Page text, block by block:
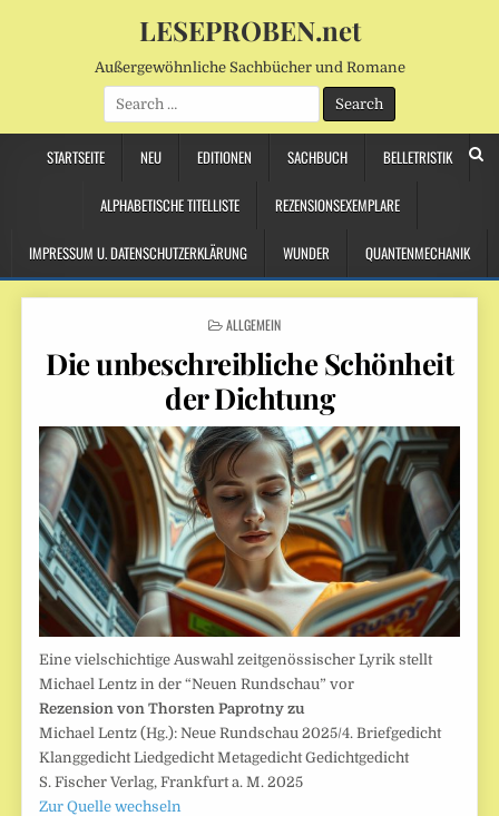
LESEPROBEN.net
Außergewöhnliche Sachbücher und Romane
Search
for:
STARTSEITE NEU EDITIONEN SACHBUCH BELLETRISTIK
ALPHABETISCHE TITELLISTE REZENSIONSEXEMPLARE
IMPRESSUM U. DATENSCHUTZERKLÄRUNG WUNDER QUANTENMECHANIK
POSTED
ALLGEMEIN
Die unbeschreibliche Schönheit
der Dichtung
Eine vielschichtige Auswahl zeitgenössischer Lyrik stellt
Michael Lentz in der “Neuen Rundschau” vor
Rezension von Thorsten Paprotny zu
Michael Lentz (Hg.): Neue Rundschau 2025/4. Briefgedicht
Klanggedicht Liedgedicht Metagedicht Gedichtgedicht
S. Fischer Verlag, Frankfurt a. M. 2025
Zur Quelle wechseln